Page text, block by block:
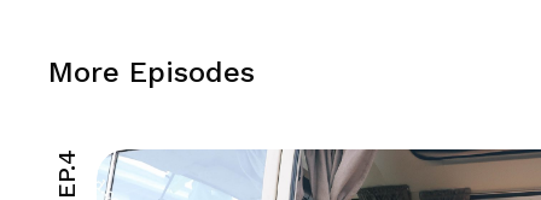
More Episodes
EP.4